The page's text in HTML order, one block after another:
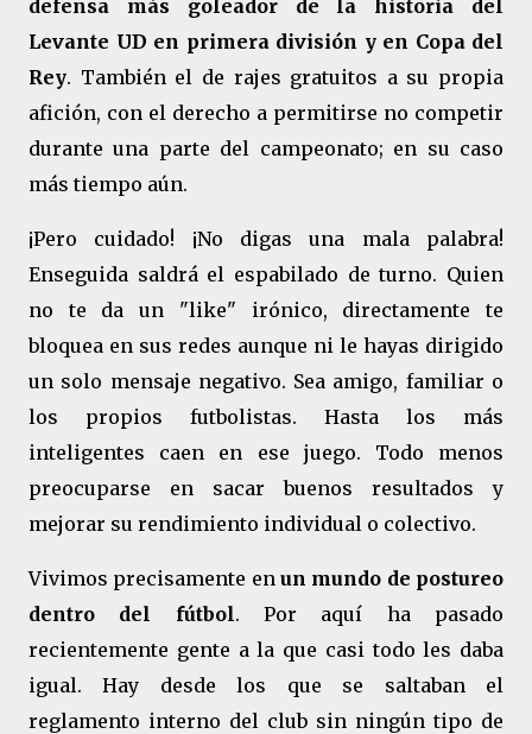
defensa más goleador de la historia del
Levante UD en primera división y en Copa del
Rey. También el de rajes gratuitos a su propia
afición, con el derecho a permitirse no competir
durante una parte del campeonato; en su caso
más tiempo aún.
¡Pero cuidado! ¡No digas una mala palabra!
Enseguida saldrá el espabilado de turno. Quien
no te da un "like" irónico, directamente te
bloquea en sus redes aunque ni le hayas dirigido
un solo mensaje negativo. Sea amigo, familiar o
los propios futbolistas. Hasta los más
inteligentes caen en ese juego. Todo menos
preocuparse en sacar buenos resultados y
mejorar su rendimiento individual o colectivo.
Vivimos precisamente en un mundo de postureo
dentro del fútbol. Por aquí ha pasado
recientemente gente a la que casi todo les daba
igual. Hay desde los que se saltaban el
reglamento interno del club sin ningún tipo de